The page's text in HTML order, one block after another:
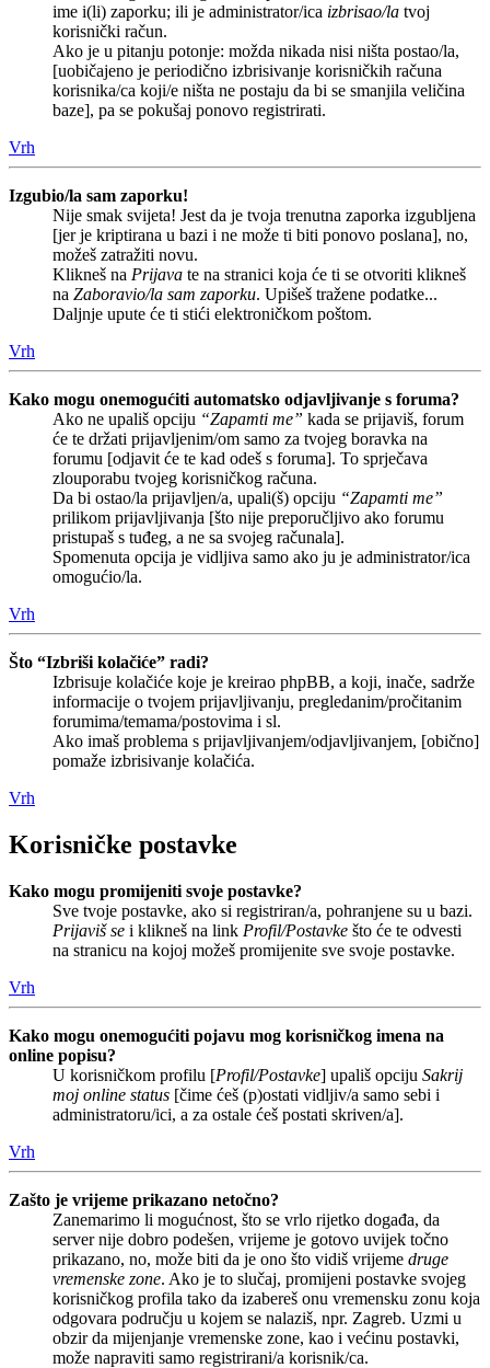
ime i(li) zaporku; ili je administrator/ica izbrisao/la tvoj
korisnički račun.
Ako je u pitanju potonje: možda nikada nisi ništa postao/la,
[uobičajeno je periodično izbrisivanje korisničkih računa
korisnika/ca koji/e ništa ne postaju da bi se smanjila veličina
baze], pa se pokušaj ponovo registrirati.
Vrh
Izgubio/la sam zaporku!
Nije smak svijeta! Jest da je tvoja trenutna zaporka izgubljena
[jer je kriptirana u bazi i ne može ti biti ponovo poslana], no,
možeš zatražiti novu.
Klikneš na Prijava te na stranici koja će ti se otvoriti klikneš
na Zaboravio/la sam zaporku. Upišeš tražene podatke...
Daljnje upute će ti stići elektroničkom poštom.
Vrh
Kako mogu onemogućiti automatsko odjavljivanje s foruma?
Ako ne upališ opciju “Zapamti me” kada se prijaviš, forum
će te držati prijavljenim/om samo za tvojeg boravka na
forumu [odjavit će te kad odeš s foruma]. To sprječava
zlouporabu tvojeg korisničkog računa.
Da bi ostao/la prijavljen/a, upali(š) opciju “Zapamti me”
prilikom prijavljivanja [što nije preporučljivo ako forumu
pristupaš s tuđeg, a ne sa svojeg računala].
Spomenuta opcija je vidljiva samo ako ju je administrator/ica
omogućio/la.
Vrh
Što “Izbriši kolačiće” radi?
Izbrisuje kolačiće koje je kreirao phpBB, a koji, inače, sadrže
informacije o tvojem prijavljivanju, pregledanim/pročitanim
forumima/temama/postovima i sl.
Ako imaš problema s prijavljivanjem/odjavljivanjem, [obično]
pomaže izbrisivanje kolačića.
Vrh
Korisničke postavke
Kako mogu promijeniti svoje postavke?
Sve tvoje postavke, ako si registriran/a, pohranjene su u bazi.
Prijaviš se i klikneš na link Profil/Postavke što će te odvesti
na stranicu na kojoj možeš promijenite sve svoje postavke.
Vrh
Kako mogu onemogućiti pojavu mog korisničkog imena na
online popisu?
U korisničkom profilu [Profil/Postavke] upališ opciju Sakrij
moj online status [čime ćeš (p)ostati vidljiv/a samo sebi i
administratoru/ici, a za ostale ćeš postati skriven/a].
Vrh
Zašto je vrijeme prikazano netočno?
Zanemarimo li mogućnost, što se vrlo rijetko događa, da
server nije dobro podešen, vrijeme je gotovo uvijek točno
prikazano, no, može biti da je ono što vidiš vrijeme druge
vremenske zone. Ako je to slučaj, promijeni postavke svojeg
korisničkog profila tako da izabereš onu vremensku zonu koja
odgovara području u kojem se nalaziš, npr. Zagreb. Uzmi u
obzir da mijenjanje vremenske zone, kao i većinu postavki,
može napraviti samo registrirani/a korisnik/ca.